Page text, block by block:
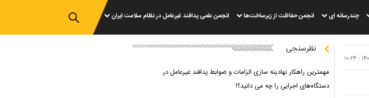
چندرسانه ای انجمن حفاظت از زیرساخت‌ها انجمن علمی پدافند غیرعامل در نظام سلامت ایران
نظرسنجی
مهمترین راهکار نهادینه سازی الزامات و ضوابط پدافند غیرعامل در
دستگاه‌های اجرایی را چه می دانید؟!